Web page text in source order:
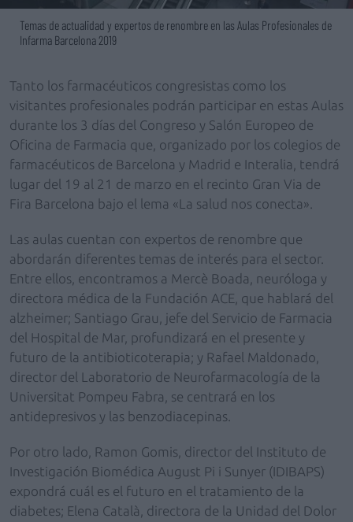
Temas de actualidad y expertos de renombre en las Aulas Profesionales de
Infarma Barcelona 2019
Tanto los farmacéuticos congresistas como los
visitantes profesionales podrán participar en estas Aulas
durante los 3 días del Congreso y Salón Europeo de
Oficina de Farmacia que, organizado por los colegios de
farmacéuticos de Barcelona y Madrid e Interalia, tendrá
lugar del 19 al 21 de marzo en el recinto Gran Via de
Fira Barcelona bajo el lema «La salud nos conecta».
Las aulas cuentan con expertos de renombre que
abordarán diferentes temas de interés para el sector.
Entre ellos, encontramos a Mercè Boada, neuróloga y
directora médica de la Fundación ACE, que hablará del
alzheimer; Santiago Grau, jefe del Servicio de Farmacia
del Hospital de Mar, profundizará en el presente y
futuro de la antibioticoterapia; y Rafael Maldonado,
director del Laboratorio de Neurofarmacología de la
Universitat Pompeu Fabra, se centrará en los
antidepresivos y las benzodiacepinas.
Por otro lado, Ramon Gomis, director del Instituto de
Investigación Biomédica August Pi i Sunyer (IDIBAPS)
expondrá cuál es el futuro en el tratamiento de la
diabetes; Elena Català, directora de la Unidad del Dolor